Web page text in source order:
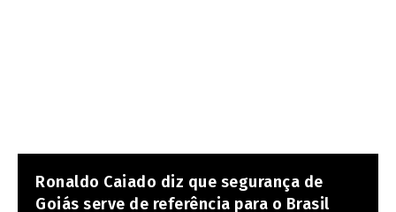
Ronaldo Caiado diz que segurança de
Goiás serve de referência para o Brasil